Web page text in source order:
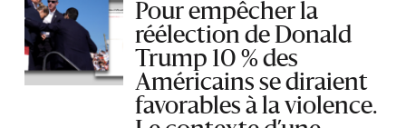
Pour empêcher la
réélection de Donald
Trump 10 % des
Américains se diraient
favorables à la violence.